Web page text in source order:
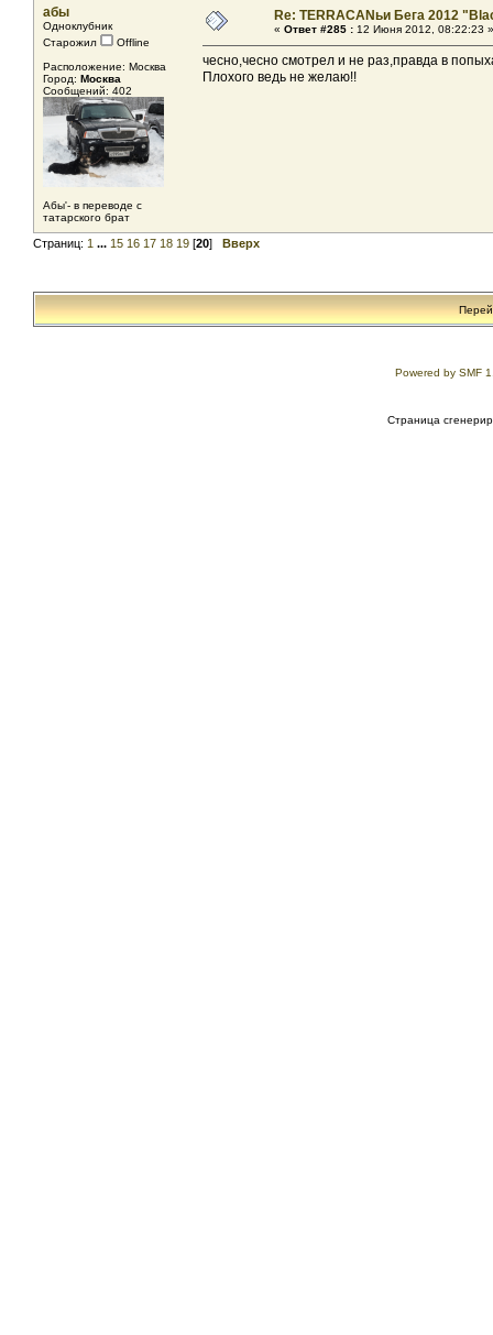
абы
Одноклубник
Старожил
Offline
Расположение: Москва
Город: Москва
Сообщений: 402
Абы'- в переводе с
татарского брат
Re: TERRACANьи Бега 2012
« Ответ #285 : 12 Июня 2012, 08:22:23 »
чесно,чесно смотрел и не раз,правда в
Плохого ведь не желаю!!
Страниц: 1 ... 15 16 17 18 19 [20] Вверх
Powered by SMF
Страница